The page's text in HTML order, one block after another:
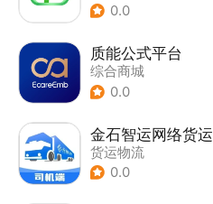
0.0
质能公式平台
综合商城
0.0
货运物流
0.0